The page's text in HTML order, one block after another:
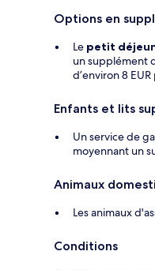
Options en
Le petit
un supplément
d’environ 8
Enfants et lits
Un service de
moyennant un
Animaux
Les animaux
Conditions